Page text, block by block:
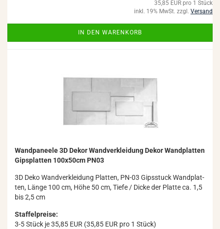
35,85 EUR pro 1 Stück
inkl. 19% MwSt. zzgl. Versand
IN DEN WARENKORB
Wand­pa­nee­le 3D Dekor Wand­ver­klei­dung Dekor Wand­plat­ten
Gips­plat­ten 100x50cm PN03
3D Deko Wand­ver­klei­dung Plat­ten, PN-03 Gips­stuck Wand­plat­
ten, Länge 100 cm, Höhe 50 cm, Tiefe / Dicke der Plat­te ca. 1,5
bis 2,5 cm
Staffelpreise:
3-5 Stück je 35,85 EUR (35,85 EUR pro 1 Stück)